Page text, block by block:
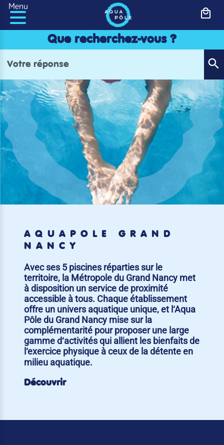
Panneau de gestion des cookies
Menu
Que recherchez-vous ?
AQUAPÔLE GRAND
NANCY
Avec ses 5 piscines réparties sur le
territoire, la Métropole du Grand Nancy met
à disposition un service de proximité
accessible à tous. Chaque établissement
offre un univers aquatique unique, et l‘Aqua
Pôle du Grand Nancy mise sur la
complémentarité pour proposer une large
gamme d‘activités qui allient les bienfaits de
l‘exercice physique à ceux de la détente en
milieu aquatique.
Découvrir